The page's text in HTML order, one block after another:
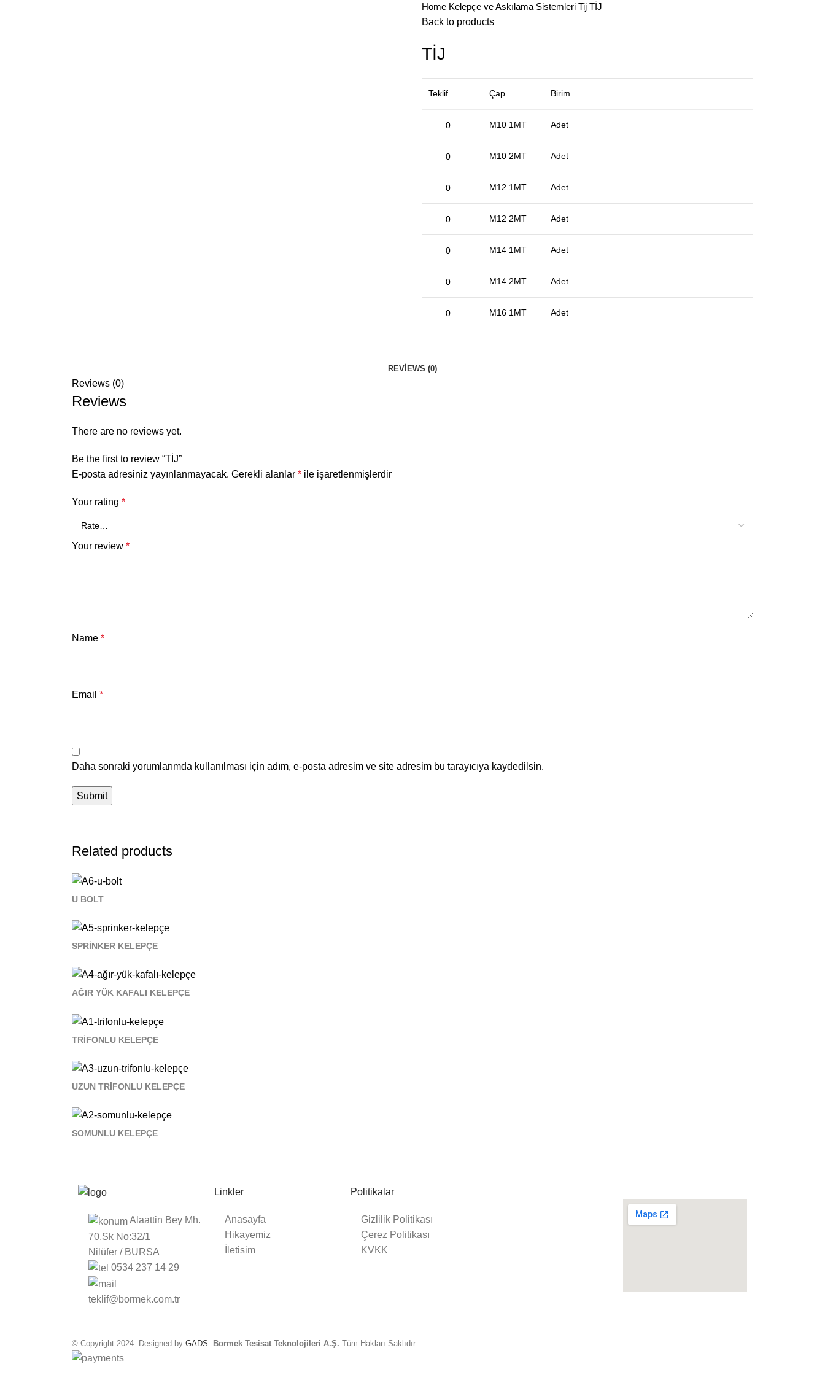
Home Kelepçe ve Askılama Sistemleri Tij TİJ
Back to products
TİJ
Teklif Çap Birim
M10 1MT Adet
M10 2MT Adet
M12 1MT Adet
M12 2MT Adet
M14 1MT Adet
M14 2MT Adet
M16 1MT Adet
REVIEWS (0)
Reviews (0)
Reviews
There are no reviews yet.
Be the first to review “TİJ”
E-posta adresiniz yayınlanmayacak. Gerekli alanlar * ile işaretlenmişlerdir
Your rating *
Your review *
Name *
Email *
Daha sonraki yorumlarımda kullanılması için adım, e-posta adresim ve site adresim bu tarayıcıya kaydedilsin.
Related products
U BOLT
SPRİNKER KELEPÇE
AĞIR YÜK KAFALI KELEPÇE
TRİFONLU KELEPÇE
UZUN TRİFONLU KELEPÇE
SOMUNLU KELEPÇE
Alaattin Bey Mh.
70.Sk No:32/1
Nilüfer / BURSA
0534 237 14 29
teklif@bormek.com.tr
Linkler
Anasayfa
Hikayemiz
İletisim
Politikalar
Gizlilik Politikası
Çerez Politikası
KVKK
© Copyright 2024. Designed by GADS. Bormek Tesisat Teknolojileri A.Ş. Tüm Hakları Saklıdır.